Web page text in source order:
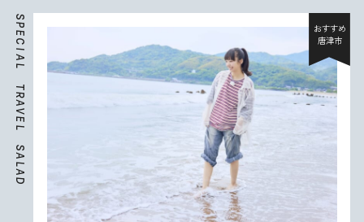
S
P
E
C
I
A
L
T
R
A
V
E
L
S
A
L
A
D
おすすめ
唐津市